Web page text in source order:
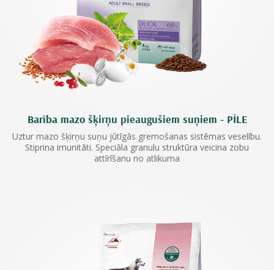
Barība mazo šķirņu pieaugušiem suņiem - PĪLE
Uztur mazo šķirņu suņu jūtīgās gremošanas sistēmas veselību.
Stiprina imunitāti. Speciāla granulu struktūra veicina zobu
attīrīšanu no atlikuma